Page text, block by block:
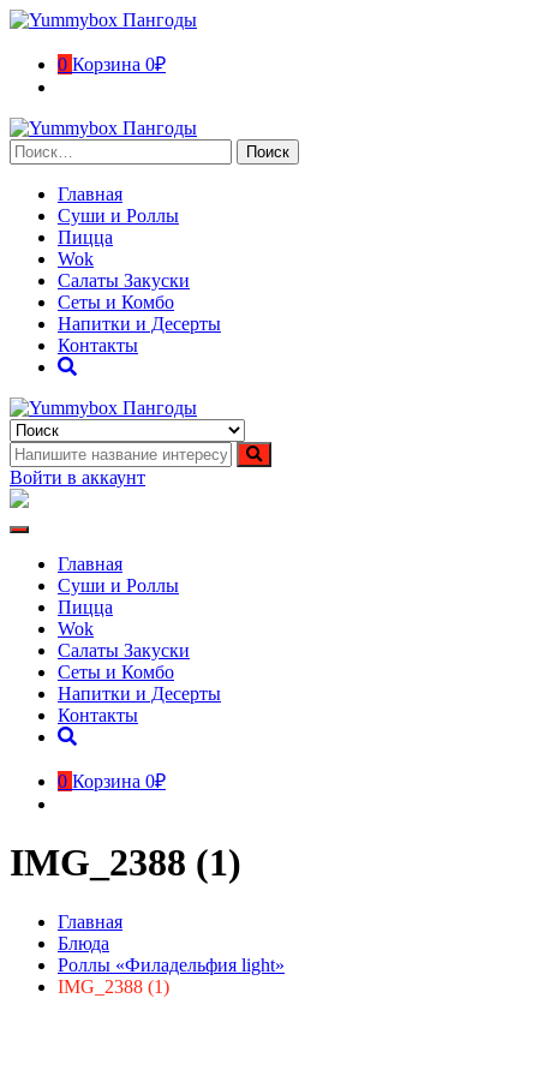
Перейти
содержимому
0 Корзина 0₽
Найти:
Главная
Суши и Роллы
Пицца
Wok
Салаты Закуски
Сеты и Комбо
Напитки и Десерты
Контакты
Yummybox Пангоды
Суши, роллы, пицца, вок Пангоды. Ямало-Ненецкий
автономный округ
Войти в аккаунт
Главная
Суши и Роллы
Пицца
Wok
Салаты Закуски
Сеты и Комбо
Напитки и Десерты
Контакты
0 Корзина 0₽
IMG_2388 (1)
Главная
Блюда
Роллы «Филадельфия light»
IMG_2388 (1)